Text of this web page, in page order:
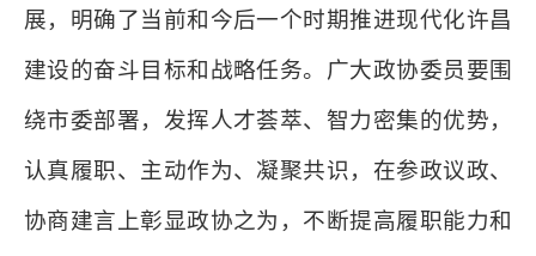
展，明确了当前和今后一个时期推进现代化许昌
建设的奋斗目标和战略任务。广大政协委员要围
绕市委部署，发挥人才荟萃、智力密集的优势，
认真履职、主动作为、凝聚共识，在参政议政、
协商建言上彰显政协之为，不断提高履职能力和